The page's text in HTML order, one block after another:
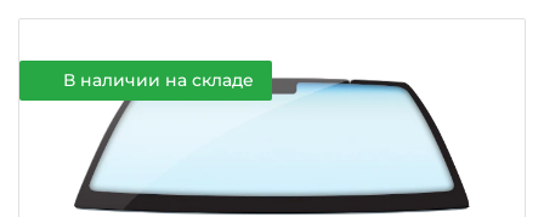
В наличии на складе